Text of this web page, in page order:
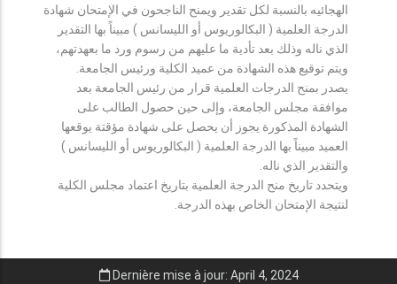
الهجائيه بالنسبة لكل تقدير ويمنح الناجحون في الإمتحان شهادة
الدرجة العلمية ( البكالوريوس أو الليسانس ) مبيناً بها التقدير
الذي ناله وذلك بعد تأدية ما عليهم من رسوم ورد ما بعهدتهم،
ويتم توقيع هذه الشهادة من عميد الكلية ورئيس الجامعة.
يصدر بمنح الدرجات العلمية قرار من رئيس الجامعة بعد
موافقة مجلس الجامعة، وإلى حين حصول الطالب على
الشهادة المذكورة يجوز أن يحصل على شهادة مؤقتة يوقعها
العميد مبيناً بها الدرجة العلمية ( البكالوريوس أو الليسانس )
والتقدير الذي ناله.
ويتحدد تاريخ منح الدرجة العلمية بتاريخ اعتماد مجلس الكلية
لنتيجة الإمتحان الخاص بهذه الدرجة.
Dernière mise à jour: April 4, 2024